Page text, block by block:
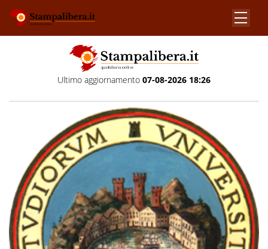
Ultimo aggiornamento 07-08-2026 18:26